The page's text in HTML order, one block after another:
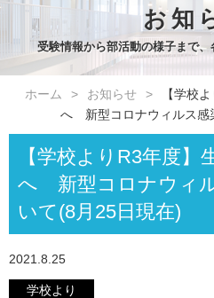
お知
受験情報から部活動の様子まで
ホーム お知らせ
【学校
へ 新型コロナウィルス感
【学校よりR3年度】
へ 新型コロナウィ
いて(8月25日現在)
2021.8.25
学校より